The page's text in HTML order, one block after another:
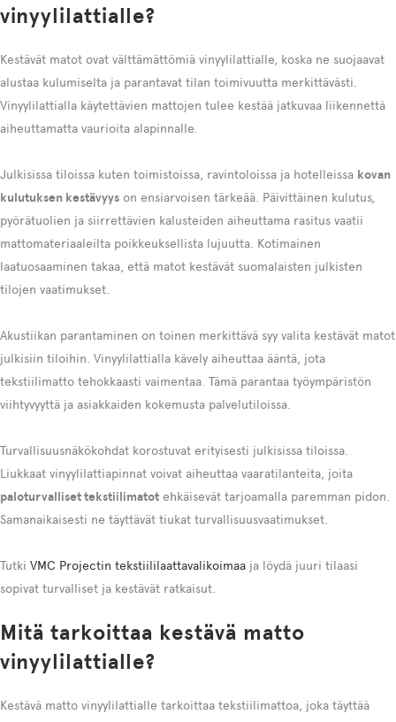
vinyylilattialle?
Kestävät matot ovat välttämättömiä vinyylilattialle, koska ne suojaavat
alustaa kulumiselta ja parantavat tilan toimivuutta merkittävästi.
Vinyylilattialla käytettävien mattojen tulee kestää jatkuvaa liikennettä
aiheuttamatta vaurioita alapinnalle.
Julkisissa tiloissa kuten toimistoissa, ravintoloissa ja hotelleissa kovan
kulutuksen kestävyys on ensiarvoisen tärkeää. Päivittäinen kulutus,
pyörätuolien ja siirrettävien kalusteiden aiheuttama rasitus vaatii
mattomateriaaleilta poikkeuksellista lujuutta. Kotimainen
laatuosaaminen takaa, että matot kestävät suomalaisten julkisten
tilojen vaatimukset.
Akustiikan parantaminen on toinen merkittävä syy valita kestävät matot
julkisiin tiloihin. Vinyylilattialla kävely aiheuttaa ääntä, jota
tekstiilimatto tehokkaasti vaimentaa. Tämä parantaa työympäristön
viihtyvyyttä ja asiakkaiden kokemusta palvelutiloissa.
Turvallisuusnäkökohdat korostuvat erityisesti julkisissa tiloissa.
Liukkaat vinyylilattiapinnat voivat aiheuttaa vaaratilanteita, joita
paloturvalliset tekstiilimatot ehkäisevät tarjoamalla paremman pidon.
Samanaikaisesti ne täyttävät tiukat turvallisuusvaatimukset.
Tutki VMC Projectin tekstiililaattavalikoimaa ja löydä juuri tilaasi
sopivat turvalliset ja kestävät ratkaisut.
Mitä tarkoittaa kestävä matto
vinyylilattialle?
Kestävä matto vinyylilattialle tarkoittaa tekstiilimattoa, joka täyttää